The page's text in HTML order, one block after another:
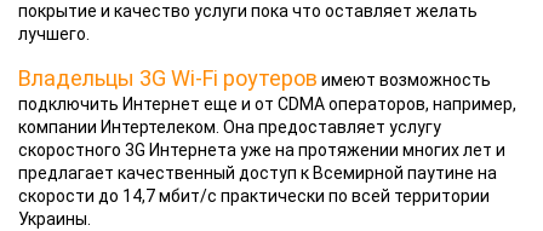
покрытие и качество услуги пока что оставляет желать
лучшего.
Владельцы 3G Wi-Fi роутеров имеют возможность
подключить Интернет еще и от CDMA операторов, например,
компании Интертелеком. Она предоставляет услугу
скоростного 3G Интернета уже на протяжении многих лет и
предлагает качественный доступ к Всемирной паутине на
скорости до 14,7 мбит/с практически по всей территории
Украины.